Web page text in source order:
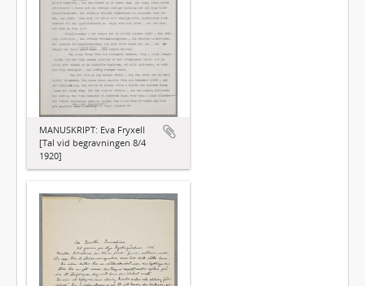
MANUSKRIPT: Eva Fryxell
[Tal vid begravningen 8/4
1920]